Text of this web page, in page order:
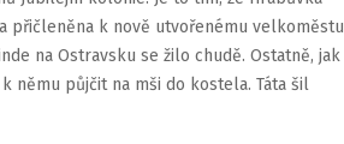
přičleněna k nově utvořenému velkoměstu
na Ostravsku se žilo chudě. Ostatně, jak
němu půjčit na mši do kostela. Táta šil